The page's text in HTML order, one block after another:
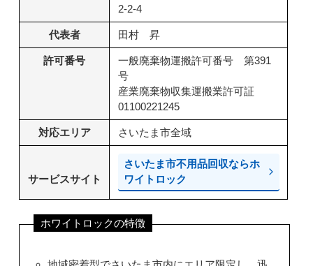
2-2-4
代表者 田村 昇
許可番号
一般廃棄物運搬許可番号 第391
号
産業廃棄物収集運搬業許可証
01100221245
対応エリア さいたま市全域
サービスサイト
さいたま市不用品回収ならホ
ワイトロック
ホワイトロックの特徴